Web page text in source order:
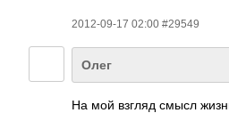
2012-09-17 02:00 #29549
Олег
На мой взгляд смысл